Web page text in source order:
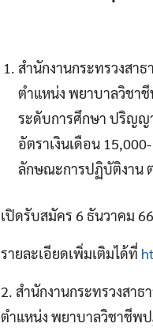
สำนักงานกระทรวงสา
ตำแหน่ง พยาบาลวิชา
ระดับการศึกษา ปริญญ
อัตราเงินเดือน
ลักษณะการปฏิบัติงาน
เปิดรับสมัคร 6 ธันวาคม
รายละเอียดเพิ่มเติมได้ที่
2. สำนักงานกระทรวงสา
ตำแหน่ง พยาบาลวิชาชีพ